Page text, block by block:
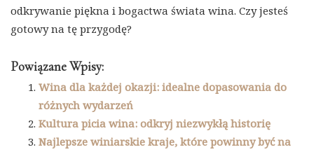
odkrywanie piękna i bogactwa świata wina. Czy jesteś
gotowy na tę przygodę?
Powiązane Wpisy:
Wina dla każdej okazji: idealne dopasowania do
różnych wydarzeń
Kultura picia wina: odkryj niezwykłą historię
Najlepsze winiarskie kraje, które powinny być na